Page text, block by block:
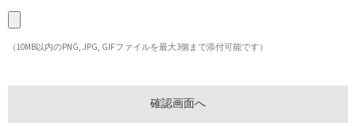
（10MB以内のPNG, JPG, GIFファイルを最大3個まで添付可能です）